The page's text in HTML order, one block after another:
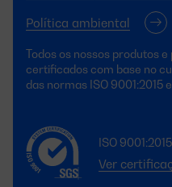
Política ambiental
Todos os nossos produtos
certificados com base no
das normas ISO 9001:2015
ISO 9001:2015
Ver